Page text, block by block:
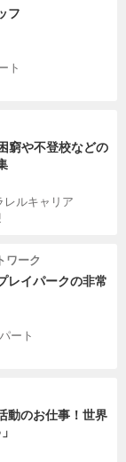
フ
ト
窮や不登校などの
レルキャリア
ワーク
レイパークの非常
ート
動のお仕事！世界